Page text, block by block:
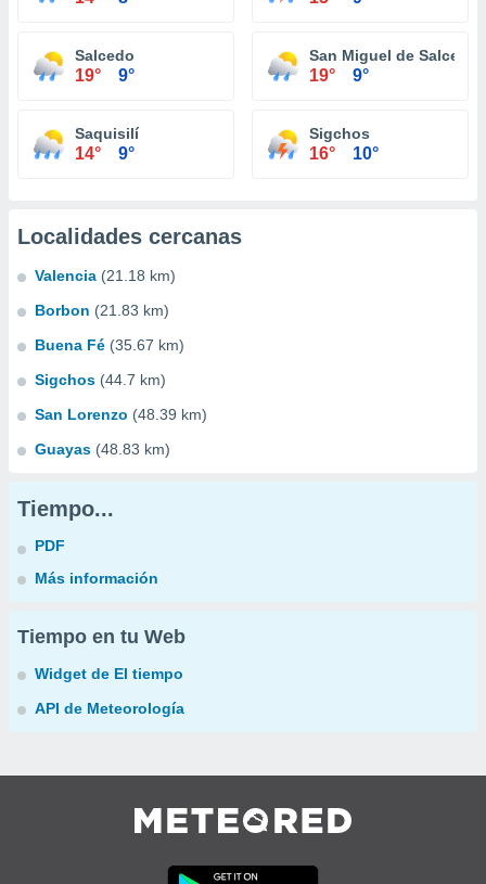
Salcedo
19° 9°
San Miguel de Salcedo
19° 9°
Saquisilí
14° 9°
Sigchos
16° 10°
Localidades cercanas
Valencia (21.18 km)
Borbon (21.83 km)
Buena Fé (35.67 km)
Sigchos (44.7 km)
San Lorenzo (48.39 km)
Guayas (48.83 km)
Tiempo...
PDF
Más información
Tiempo en tu Web
Widget de El tiempo
API de Meteorología